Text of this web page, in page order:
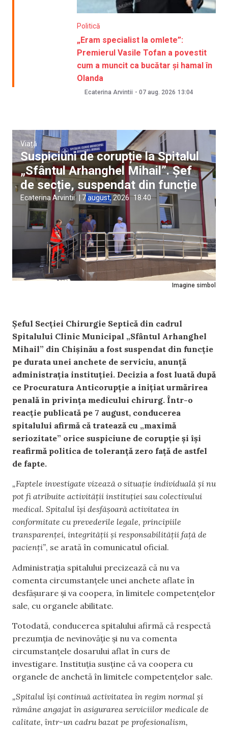
Politică
„Eram specialist la omlete”:
Premierul Vasile Tofan a povestit
cum a muncit ca bucătar și hamal în
Olanda
Ecaterina Arvintii - 07 aug. 2026 13:04
Imagine simbol
Viață
Suspiciuni de corupție la Spitalul
„Sfântul Arhanghel Mihail”. Șef
de secție, suspendat din funcție
Ecaterina Arvintii 7 august, 2026 18:40
Șeful Secției Chirurgie Septică din cadrul
Spitalului Clinic Municipal „Sfântul Arhanghel
Mihail” din Chișinău a fost suspendat din funcție
pe durata unei anchete de serviciu, anunță
administrația instituției. Decizia a fost luată după
ce Procuratura Anticorupție a inițiat urmărirea
penală în privința medicului chirurg. Într-o
reacție publicată pe 7 august, conducerea
spitalului afirmă că tratează cu „maximă
seriozitate” orice suspiciune de corupție și își
reafirmă politica de toleranță zero față de astfel
de fapte.
„Faptele investigate vizează o situație individuală și nu
pot fi atribuite activității instituției sau colectivului
medical. Spitalul își desfășoară activitatea in
conformitate cu prevederile legale, principiile
transparenței, integrității și responsabilității față de
pacienți”, se arată în comunicatul oficial.
Administrația spitalului precizează că nu va
comenta circumstanțele unei anchete aflate în
desfășurare și va coopera, în limitele competențelor
sale, cu organele abilitate.
Totodată, conducerea spitalului afirmă că respectă
prezumția de nevinovăție și nu va comenta
circumstanțele dosarului aflat în curs de
investigare. Instituția susține că va coopera cu
organele de anchetă în limitele competențelor sale.
„Spitalul își continuă activitatea în regim normal și
rămâne angajat în asigurarea serviciilor medicale de
calitate, într-un cadru bazat pe profesionalism,